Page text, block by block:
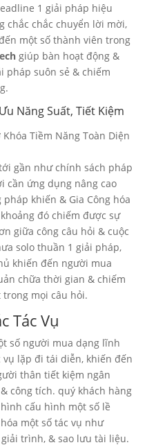
1 giải pháp hiệu
chắc chắc chuyển lời mời,
một số thành viên trong
giúp bàn hoạt động &
pháp suôn sẻ & chiếm
Năng Suất, Tiết Kiệm
gần như chính sách pháp
cần ứng dụng nâng cao
khiến & Gia Công hóa
đó chiếm được sự
giữa công câu hỏi & cuộc
solo thuần 1 giải pháp,
khiến đến người mua
chữa thời gian & chiếm
mọi câu hỏi.
Tác Vụ
số người mua dạng lĩnh
lặp đi tái diễn, khiến đến
thân tiết kiệm ngân
công tích. quý khách hàng
cấu hình một số lề
một số tác vụ như
trình, & sao lưu tài liệu.